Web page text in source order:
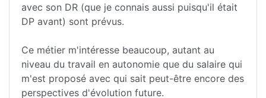
avec son DR (que je connais aussi puisqu'il était
DP avant) sont prévus.
Ce métier m'intéresse beaucoup, autant au
niveau du travail en autonomie que du salaire qui
m'est proposé avec qui sait peut-être encore des
perspectives d'évolution future.